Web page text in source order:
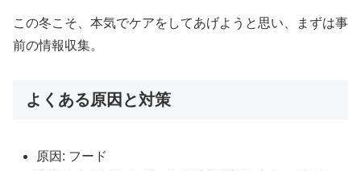
この冬こそ、本気でケアをしてあげようと思い、まずは事
前の情報収集。
よくある原因と対策
原因: フード